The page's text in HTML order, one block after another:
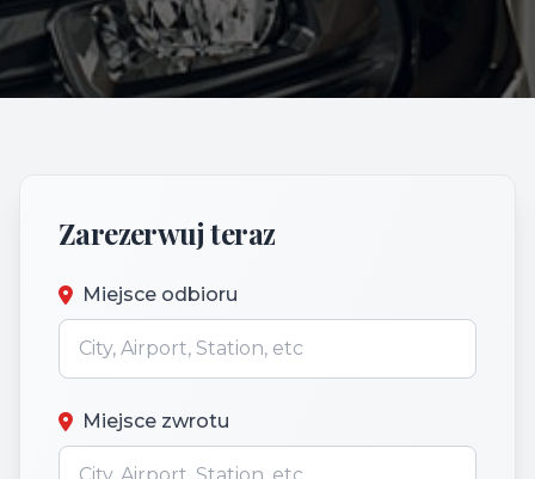
Zarezerwuj teraz
Miejsce odbioru
Miejsce zwrotu